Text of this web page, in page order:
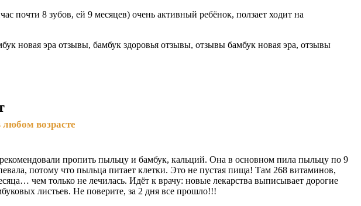
почти 8 зубов, ей 9 месяцев) очень активный ребёнок, ползает ходит на
возрасте
пропить пыльцу и бамбук, кальций. Она в основном пила пыльцу по 9
потому что пыльца питает клетки. Это не пустая пища! Там 268 витаминов,
чем только не лечилась. Идёт к врачу: новые лекарства выписывает дорогие
листьев. Не поверите, за 2 дня все прошло!!!